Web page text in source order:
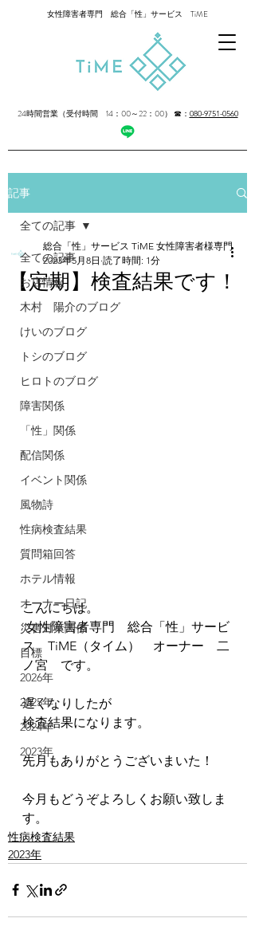
女性障害者専門 総合「性」サービス TiME
24時間営業（受付時間 14：00～22：00） ☎： 080-9751-0560
記事
全ての記事
お店情報
木村 陽介のブログ
けいのブログ
トシのブログ
ヒロトのブログ
障害関係
「性」関係
配信関係
イベント関係
風物詩
性病検査結果
質問箱回答
ホテル情報
オーナー日記
災害対策関係
目標
2026年
2025年
2024年
2023年
全ての記事
【定期】検査結果です！
総合「性」サービス TiME 女性障害者様専門
2023年5月8日 読了時間: 1分
こんにちは。
女性障害者専門　総合「性」サービ
ス　TiME（タイム）　オーナー　二
ノ宮　です。
遅くなりしたが
検査結果になります。
先月もありがとうございまいた！
今月もどうぞよろしくお願い致しま
す。
性病検査結果
2023年